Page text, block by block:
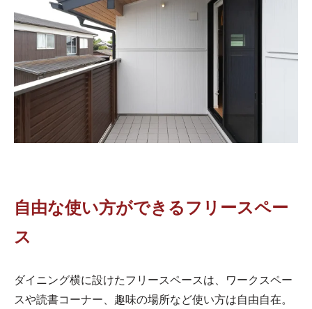
自由な使い方ができるフリースペー
ス
ダイニング横に設けたフリースペースは、ワークスペー
スや読書コーナー、趣味の場所など使い方は自由自在。